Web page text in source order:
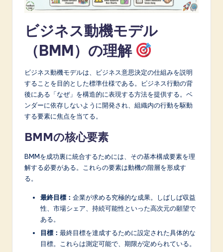
&
w
ビジネス動機モデル
（BMM）の理解
ビジネス動機モデルは、ビジネス意思決定の仕組みを説明
することを目的とした標準仕様である。ビジネス行動の背
後にある「なぜ」を構造的に表現する方法を提供する。ベ
ンダーに依存しないように開発され、組織内の行動を駆動
する要素に焦点を当てる。
BMMの核心要素
BMMを成功裏に統合するためには、その基本構成要素を理
解する必要がある。これらの要素は動機の階層を形成す
る。
最終目標： 企業が求める究極的な成果。しばしば収益
性、市場シェア、持続可能性といった高次元の願望で
ある。
目標： 最終目標を達成するために設定された具体的な
目標。これらは測定可能で、期限が定められている。